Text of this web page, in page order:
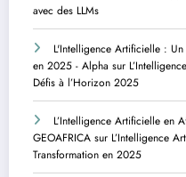
avec des LLMs
L'Intelligence Artificielle :
en 2025 - Alpha sur
Défis à l’Horizon 2025
L’Intelligence Artificielle en
GEOAFRICA sur L’Intelligence
Transformation en 2025